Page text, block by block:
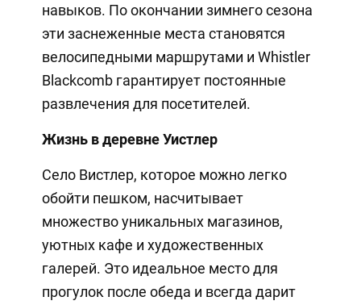
навыков. По окончании зимнего сезона
эти заснеженные места становятся
велосипедными маршрутами и Whistler
Blackcomb гарантирует постоянные
развлечения для посетителей.
Жизнь в деревне Уистлер
Село Вистлер, которое можно легко
обойти пешком, насчитывает
множество уникальных магазинов,
уютных кафе и художественных
галерей. Это идеальное место для
прогулок после обеда и всегда дарит